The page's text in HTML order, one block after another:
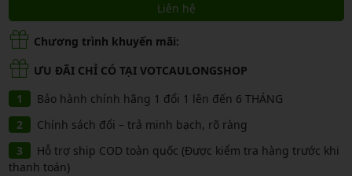
Liên hệ
Chương trình khuyến mãi:
ƯU ĐÃI CHỈ CÓ TẠI VOTCAULONGSHOP
Bảo hành chính hãng 1 đổi 1 lên đến 6 THÁNG
Chính sách đổi – trả minh bạch, rõ ràng
Hỗ trợ ship COD toàn quốc (Được kiểm tra hàng trước khi
thanh toán)